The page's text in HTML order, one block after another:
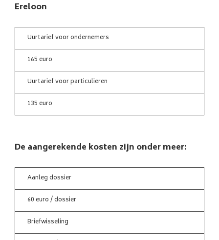
Ereloon
Uurtarief voor ondernemers
165 euro
Uurtarief voor particulieren
135 euro
De aangerekende kosten zijn onder meer:
Aanleg dossier
60 euro / dossier
Briefwisseling